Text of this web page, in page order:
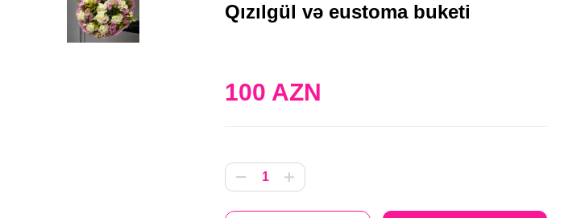
Qızılgül və eustoma buketi
100 AZN